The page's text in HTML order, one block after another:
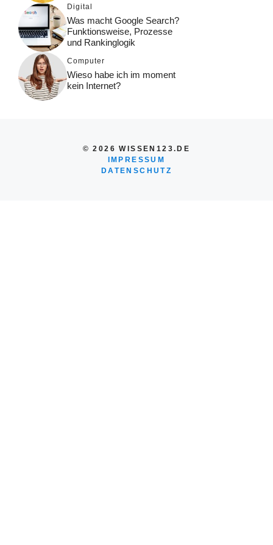
Digital
Was macht Google Search?
Funktionsweise, Prozesse
und Rankinglogik
Computer
Wieso habe ich im moment
kein Internet?
© 2026 WISSEN123.DE
IMPRESSUM
DATENSCHUTZ